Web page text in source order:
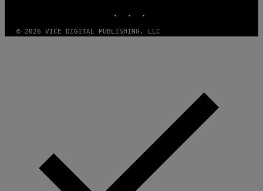
© 2026 VICE DIGITAL PUBLISHING, LLC